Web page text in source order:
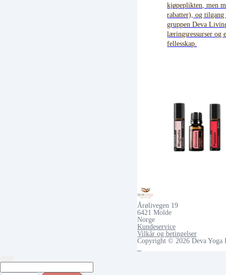
kjøpeplikten, men
rabatter), og
gruppen Deva
læringsressurser og
fellesskap.
Årølivegen 19
6421 Molde
Norge
Kundeservice
Vilkår og betingelser
Copyright © 2026 Deva Yoga